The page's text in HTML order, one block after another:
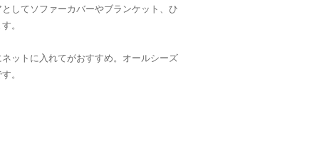
してソファーカバーやブランケット、ひ
。
ットに入れてがおすすめ。オールシーズ
。